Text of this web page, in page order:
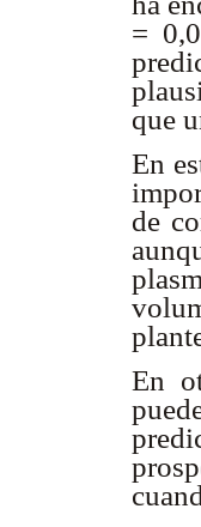
=
que
En
de
En